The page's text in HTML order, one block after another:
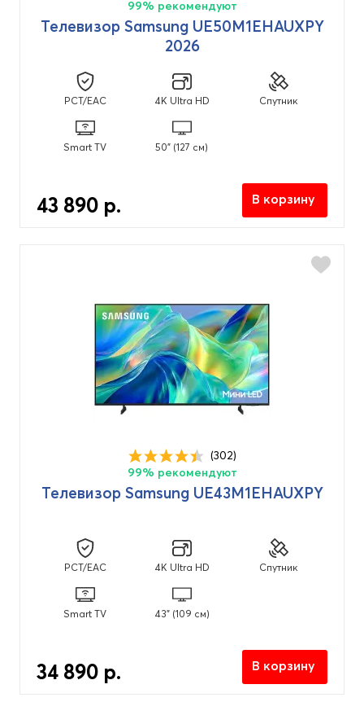
99% рекомендуют
Телевизор Samsung UE50M1EHAUXPY
2026
PCT/EAC 4K Ultra HD Спутник
Smart TV 50" (127 см)
43 890 р. В корзину
(302)
99% рекомендуют
Телевизор Samsung UE43M1EHAUXPY
PCT/EAC 4K Ultra HD Спутник
Smart TV 43" (109 см)
34 890 р. В корзину